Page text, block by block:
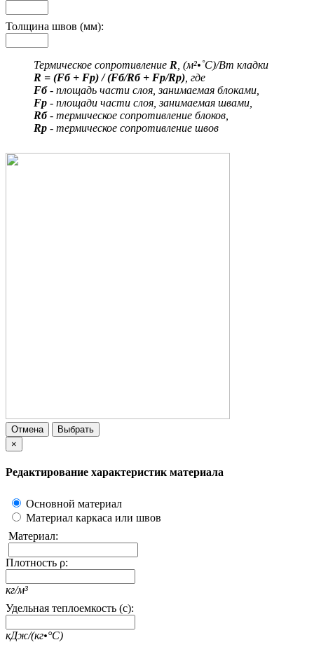
Толщина швов (мм):
Термическое сопротивление R , (м²•˚С)/Вт кладки
R = (Fб + Fр) / (Fб/Rб + Fр/Rр) , где
Fб- площадь части слоя, занимаемая блоками,
Fр - площади части слоя, занимаемая швами,
Rб- термическое сопротивление блоков,
Rр - термическое сопротивление швов
Отмена
Выбрать
×
Редактирование характеристик материала
Основной материал
Материал каркаса или швов
Материал:
Плотность ρ:
кг/м³
Удельная теплоемкость (c):
кДж/(кг•°С)